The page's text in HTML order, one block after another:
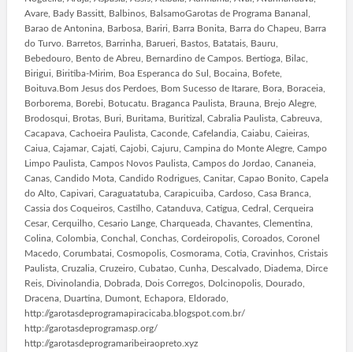
Avare, Bady Bassitt, Balbinos, BalsamoGarotas de Programa Bananal,
Barao de Antonina, Barbosa, Bariri, Barra Bonita, Barra do Chapeu, Barra
do Turvo. Barretos, Barrinha, Barueri, Bastos, Batatais, Bauru,
Bebedouro, Bento de Abreu, Bernardino de Campos. Bertioga, Bilac,
Birigui, Biritiba-Mirim, Boa Esperanca do Sul, Bocaina, Bofete,
Boituva.Bom Jesus dos Perdoes, Bom Sucesso de Itarare, Bora, Boraceia,
Borborema, Borebi, Botucatu. Braganca Paulista, Brauna, Brejo Alegre,
Brodosqui, Brotas, Buri, Buritama, Buritizal, Cabralia Paulista, Cabreuva,
Cacapava, Cachoeira Paulista, Caconde, Cafelandia, Caiabu, Caieiras,
Caiua, Cajamar, Cajati, Cajobi, Cajuru, Campina do Monte Alegre, Campo
Limpo Paulista, Campos Novos Paulista, Campos do Jordao, Cananeia,
Canas, Candido Mota, Candido Rodrigues, Canitar, Capao Bonito, Capela
do Alto, Capivari, Caraguatatuba, Carapicuiba, Cardoso, Casa Branca,
Cassia dos Coqueiros, Castilho, Catanduva, Catigua, Cedral, Cerqueira
Cesar, Cerquilho, Cesario Lange, Charqueada, Chavantes, Clementina,
Colina, Colombia, Conchal, Conchas, Cordeiropolis, Coroados, Coronel
Macedo, Corumbatai, Cosmopolis, Cosmorama, Cotia, Cravinhos, Cristais
Paulista, Cruzalia, Cruzeiro, Cubatao, Cunha, Descalvado, Diadema, Dirce
Reis, Divinolandia, Dobrada, Dois Corregos, Dolcinopolis, Dourado,
Dracena, Duartina, Dumont, Echapora, Eldorado,
http://garotasdeprogramapiracicaba.blogspot.com.br/
http://garotasdeprogramasp.org/
http://garotasdeprogramaribeiraopreto.xyz